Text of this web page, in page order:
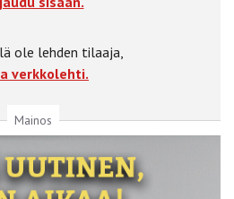
ole lehden tilaaja,
verkkolehti.
Mainos